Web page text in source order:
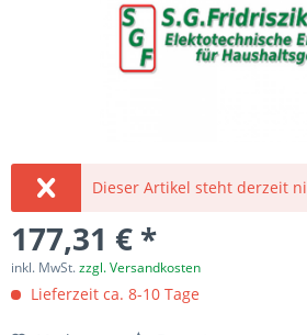
Dieser Artikel steht derzeit
177,31 € *
inkl. MwSt.zzgl. Versandkosten
Lieferzeit ca. 8-10 Tage